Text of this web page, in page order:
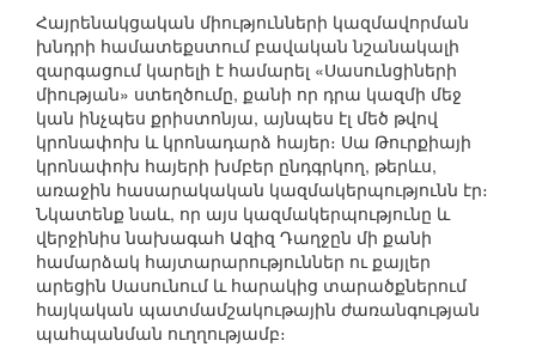
Հայրենակցական միությունների կազմավորման
խնդրի համատեքստում բավական նշանակալի
զարգացում կարելի է համարել «Սասունցիների
միության» ստեղծումը, քանի որ դրա կազմի մեջ
կան ինչպես քրիստոնյա, այնպես էլ մեծ թվով
կրոնափոխ և կրոնադարձ հայեր։ Սա Թուրքիայի
կրոնափոխ հայերի խմբեր ընդգրկող, թերևս,
առաջին հասարակական կազմակերպությունն էր։
Նկատենք նաև, որ այս կազմակերպությունը և
վերջինիս նախագահ Ազիզ Դաղջըն մի քանի
համարձակ հայտարարություններ ու քայլեր
արեցին Սասունում և հարակից տարածքներում
հայկական պատմամշակութային ժառանգության
պահպանման ուղղությամբ։